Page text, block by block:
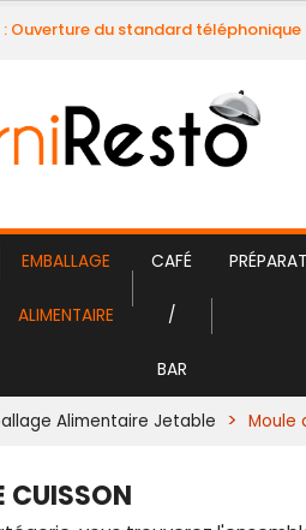
: Ouverture du standard téléphonique
EMBALLAGE
ALIMENTAIRE
CAFÉ
/
BAR
Alimentaire Jetable Moule
CUISSON